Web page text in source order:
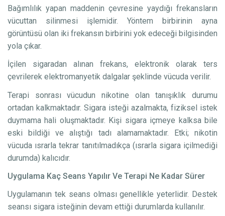
Bağımlılık yapan maddenin çevresine yaydığı frekansların
vücuttan silinmesi işlemidir. Yöntem birbirinin ayna
görüntüsü olan iki frekansın birbirini yok edeceği bilgisinden
yola çıkar.
İçilen sigaradan alınan frekans, elektronik olarak ters
çevrilerek elektromanyetik dalgalar şeklinde vücuda verilir.
Terapi sonrası vücudun nikotine olan tanışıklık durumu
ortadan kalkmaktadır. Sigara isteği azalmakta, fiziksel istek
duymama hali oluşmaktadır. Kişi sigara içmeye kalksa bile
eski bildiği ve alıştığı tadı alamamaktadır. Etki; nikotin
vücuda ısrarla tekrar tanıtılmadıkça (ısrarla sigara içilmediği
durumda) kalıcıdır.
Uygulama Kaç Seans Yapılır Ve Terapi Ne Kadar Sürer
Uygulamanın tek seans olması genellikle yeterlidir. Destek
seansı sigara isteğinin devam ettiği durumlarda kullanılır.